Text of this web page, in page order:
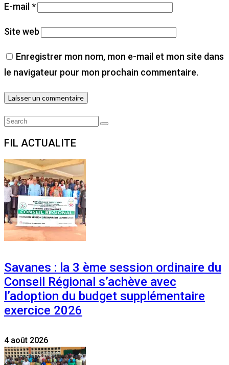
E-mail*
Site web
Enregistrer mon nom, mon e-mail et mon site dans
le navigateur pour mon prochain commentaire.
Search
Search
FIL ACTUALITE
Savanes : la 3 ème session ordinaire du
Conseil Régional s’achève avec
l’adoption du budget supplémentaire
exercice 2026
4 août 2026